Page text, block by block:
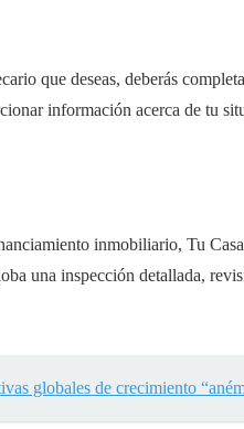
que deseas, deberás
información acerca de tu
inmobiliario, Tu
una inspección detallada,
globales de crecimiento